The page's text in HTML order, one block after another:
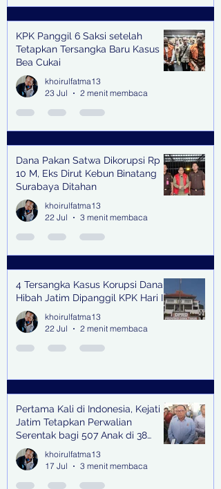
KPK Panggil 6 Saksi setelah
Tetapkan Tersangka Baru Kasus
Bea Cukai
khoirulfatma13
23 Jul
2 menit membaca
Dana Pakan Satwa Dikorupsi Rp
10 M, Eks Dirut Kebun Binatang
Surabaya Ditahan
khoirulfatma13
22 Jul
3 menit membaca
4 Tersangka Kasus Korupsi Dana
Hibah Jatim Dipanggil KPK Hari Ini
khoirulfatma13
22 Jul
2 menit membaca
Pertama Kali di Indonesia, Kejati
Jatim Tetapkan Perwalian
Serentak bagi 507 Anak di 38
Kabupaten & Kota
khoirulfatma13
17 Jul
3 menit membaca